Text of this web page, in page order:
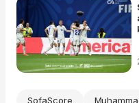
SofaScore